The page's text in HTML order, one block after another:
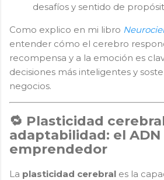
desafíos y sentido de
Como explico en mi libro
entender cómo el cerebro
recompensa y a la emoción es
decisiones más inteligentes y
negocios.
🔁 Plasticidad
adaptabilidad: el ADN
emprendedor
La plasticidad cerebral es la